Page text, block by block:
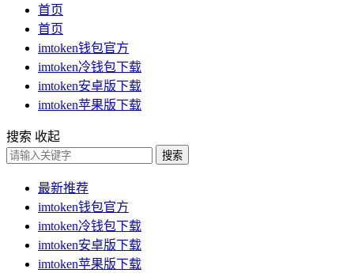
首页
首页
imtoken钱包官方
imtoken冷钱包下载
imtoken安卓版下载
imtoken苹果版下载
搜索 收起
搜索
最新推荐
imtoken钱包官方
imtoken冷钱包下载
imtoken安卓版下载
imtoken苹果版下载